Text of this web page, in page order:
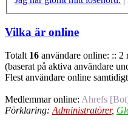
Vilka är online
Totalt 16 användare online: :: 2
(baserat på aktiva användare
Flest användare online
Medlemmar online: Ahrefs
Förklaring: Administratörer,